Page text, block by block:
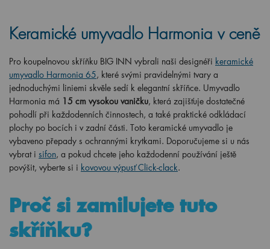
Keramické umyvadlo Harmonia v ceně
Pro koupelnovou skříňku BIG INN vybrali naši designéři keramické
umyvadlo Harmonia 65, které svými pravidelnými tvary a
jednoduchými liniemi skvěle sedí k elegantní skříňce. Umyvadlo
Harmonia má 15 cm vysokou vaničku, která zajišťuje dostatečné
pohodlí při každodenních činnostech, a také praktické odkládací
plochy po bocích i v zadní části. Toto keramické umyvadlo je
vybaveno přepady s ochrannými krytkami. Doporučujeme si u nás
vybrat i sifon, a pokud chcete jeho každodenní používání ještě
povýšit, vyberte si i kovovou výpusť Click-clack.
Proč si zamilujete tuto
skříňku?